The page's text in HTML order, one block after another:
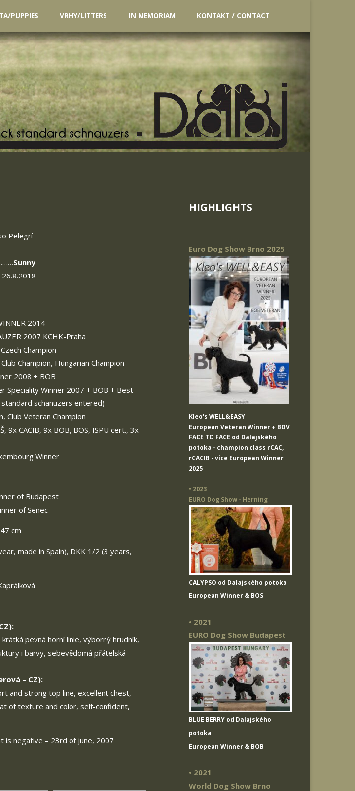
PUPPIES VRHY/LITTERS IN MEMORIAM KONTAKT / CONTACT
Pelegrí
Sunny
2014
2007 KCHK-Praha
Champion
Champion, Hungarian Champion
2008 + BOB
Speciality Winner 2007 + BOB + Best
schanuzers entered)
Club Veteran Champion
9x CACIB, 9x BOB, BOS, ISPU cert., 3x
Winner
of Budapest
of Senec
cm
made in Spain), DKK 1/2 (3 years,
pevná horní linie, výborný hrudník,
i barvy, sebevědomá přátelská
– CZ):
and strong top line, excellent chest,
of texture and color, self-confident,
is negative – 23rd of june, 2007
HIGHLIGHTS
Euro Dog Show Brno 2025
Kleo's WELL&EASY
European Veteran Winner + BOV
FACE TO FACE od Dalajského
potoka - champion class rCAC,
rCACIB - vice European Winner
2025
• 2023
EURO Dog Show - Herning
CALYPSO od Dalajského potoka
European Winner & BOS
• 2021
EURO Dog Show Budapest
BLUE BERRY od Dalajského
potoka
European Winner & BOB
• 2021
World Dog Show Brno